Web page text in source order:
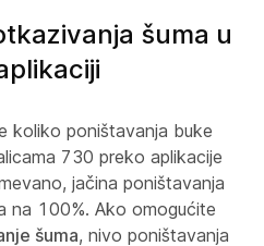
šuma u
koliko poništavanja buke
730 preko aplikacije
jačina poništavanja
na 100%. Ako omogućite
šuma, nivo poništavanja